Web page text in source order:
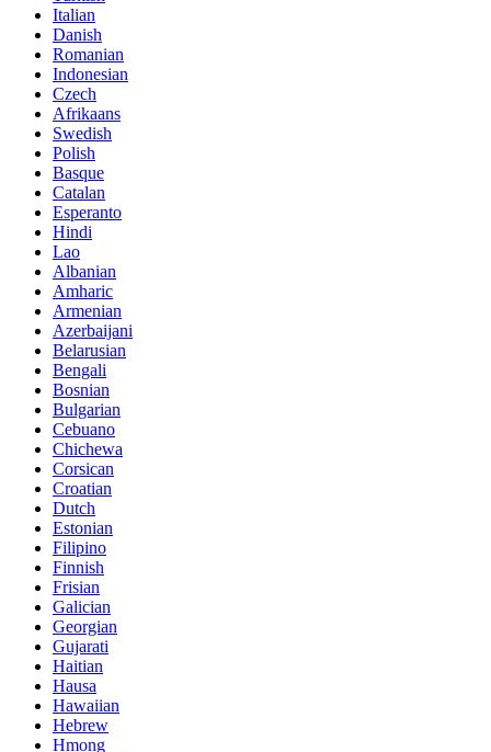
Italian
Danish
Romanian
Indonesian
Czech
Afrikaans
Swedish
Polish
Basque
Catalan
Esperanto
Hindi
Lao
Albanian
Amharic
Armenian
Azerbaijani
Belarusian
Bengali
Bosnian
Bulgarian
Cebuano
Chichewa
Corsican
Croatian
Dutch
Estonian
Filipino
Finnish
Frisian
Galician
Georgian
Gujarati
Haitian
Hausa
Hawaiian
Hebrew
Hmong